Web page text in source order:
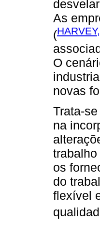
As
(
O
novas
Trata-
na
os
do
flexível